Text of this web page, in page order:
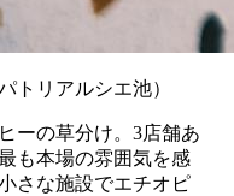
トリアルシエ池）
ーの草分け。3店舗あ
も本場の雰囲気を感
さな施設でエチオピ